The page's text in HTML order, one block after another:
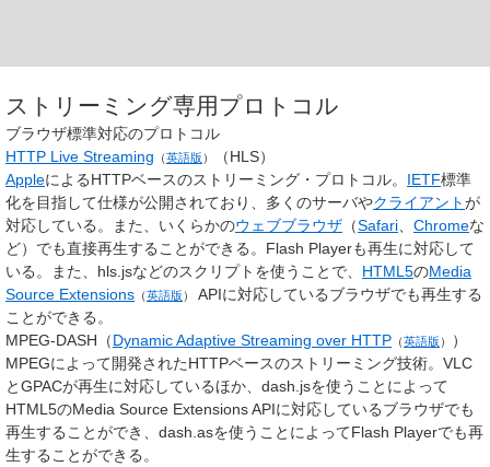
ストリーミング専用プロトコル
ブラウザ標準対応のプロトコル
HTTP Live Streaming （英語版 ）
（HLS）
AppleによるHTTPベースのストリーミング・プロトコル。 IETF標準
化を目指して仕様が公開されており、多くのサーバやクライアントが
対応している。また、いくらかのウェブブラウザ （Safari Chromeな
ど）でも直接再生することができる。Flash Playerも再生に対応して
いる。また、hls.jsなどのスクリプトを使うことで、 HTML5のMedia
Source Extensions （英語版 ）
APIに対応しているブラウザでも再生する
ことができる。
MPEG-DASH（Dynamic Adaptive Streaming over HTTP （英語版 ）
）
MPEGによって開発されたHTTPベースのストリーミング技術。VLC
とGPACが再生に対応しているほか、dash.jsを使うことによって
HTML5のMedia Source Extensions APIに対応しているブラウザでも
再生することができ、dash.asを使うことによってFlash Playerでも再
生することができる。